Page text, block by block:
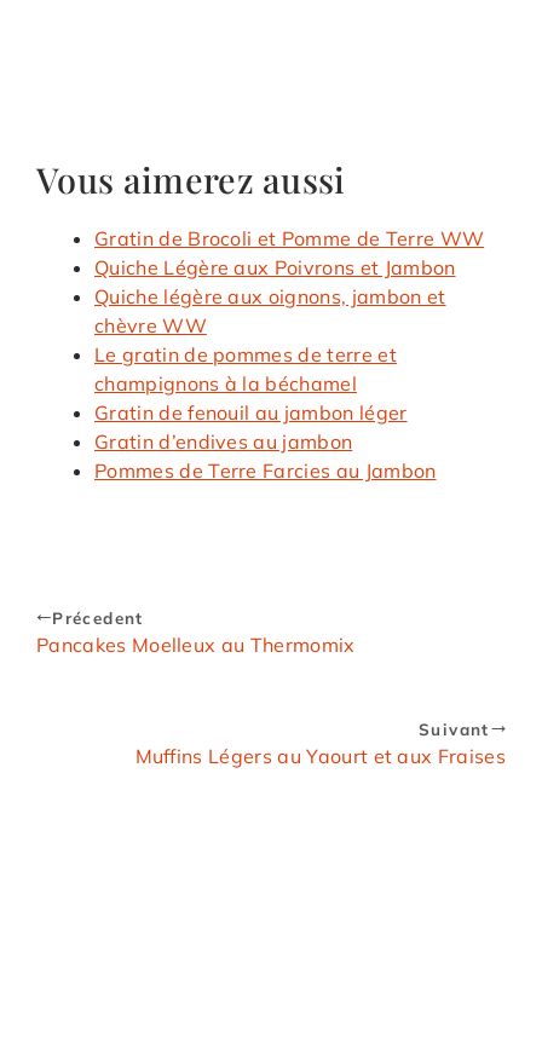
Vous aimerez aussi
Gratin de Brocoli et Pomme de Terre WW
Quiche Légère aux Poivrons et Jambon
Quiche légère aux oignons, jambon et
chèvre WW
Le gratin de pommes de terre et
champignons à la béchamel
Gratin de fenouil au jambon léger
Gratin d’endives au jambon
Pommes de Terre Farcies au Jambon
Précedent
Pancakes Moelleux au Thermomix
Suivant
Muffins Légers au Yaourt et aux Fraises